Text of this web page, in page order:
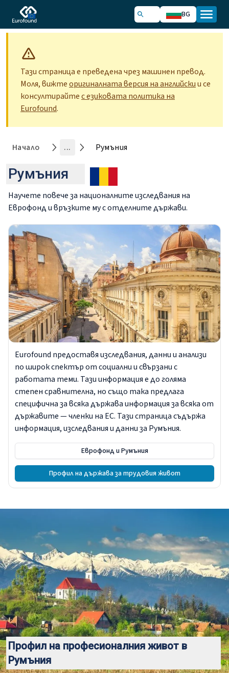
BG
Тази страница е преведена чрез машинен превод.
Моля, вижтеоригиналната версия на английскии се
консултирайтес езиковата политика на
Eurofound.
Начало ... Румъния
Румъния
Научете повече за националните изследвания на
Еврофонд и връзките му с отделните държави.
Eurofound предоставя изследвания, данни и анализи
по широк спектър от социални и свързани с
работата теми. Тази информация е до голяма
степен сравнителна, но също така предлага
специфична за всяка държава информация за всяка от
държавите — членки на ЕС. Тази страница съдържа
информация, изследвания и данни за Румъния.
Профил на държава за трудовия живот
Еврофонд и Румъния
Профил на професионалния живот в
Румъния